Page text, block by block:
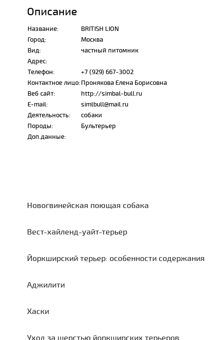
Описание
Название:
BRITISH LION
Город:
Москва
Вид:
частный питомник
Адрес:
Телефон:
+7 (929) 667-3002
Контактное лицо:Пронякова Елена Борисовна
Веб сайт:
http://simbal-bull.ru
E-mail:
simlbull@mail.ru
Деятельность:
собаки
Породы:
Бультерьер
Доп.данные:
Новогвинейская поющая собака
Вест-хайленд-уайт-терьер
Йоркширский терьер: особенности содержания
Аджилити
Хаски
Уход за шерстью йоркширских терьеров.